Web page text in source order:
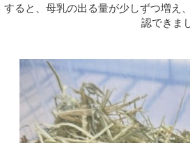
すると、母乳の出る量が少しずつ増え
認できま